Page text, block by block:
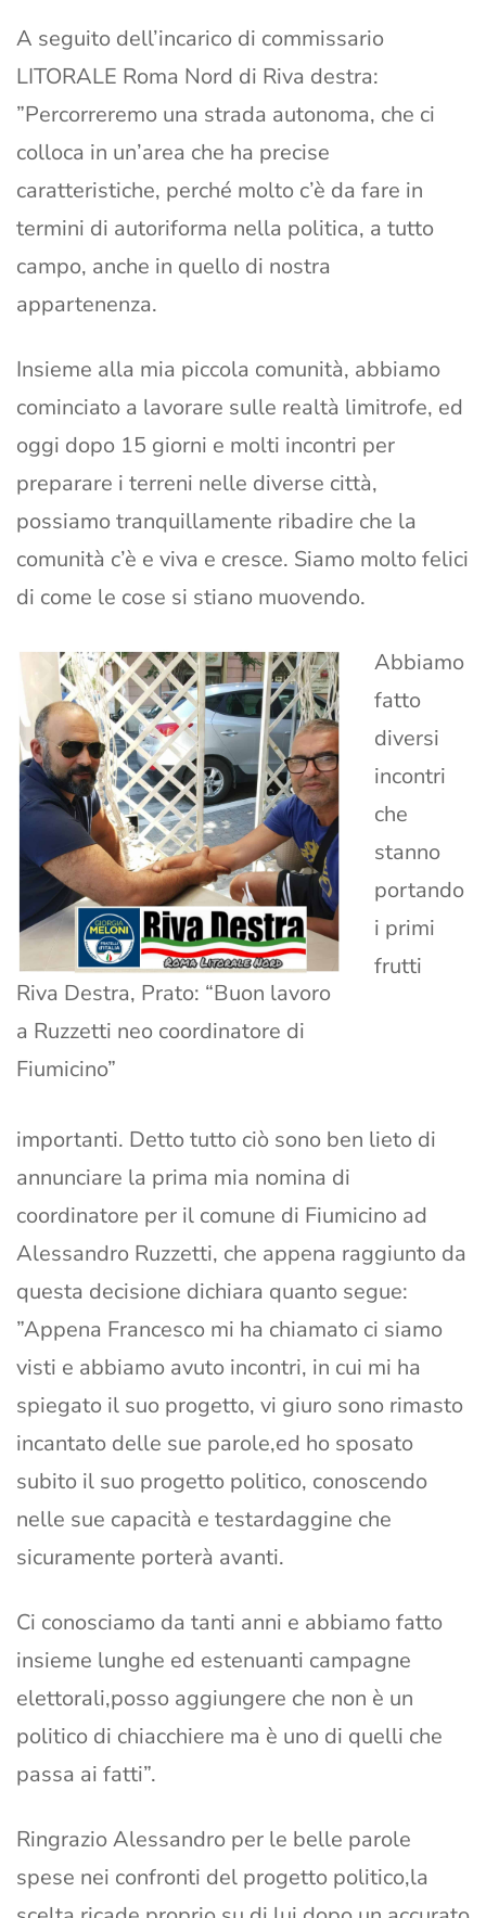
A seguito dell’incarico di commissario
LITORALE Roma Nord di Riva destra:
”Percorreremo una strada autonoma, che ci
colloca in un’area che ha precise
caratteristiche, perché molto c’è da fare in
termini di autoriforma nella politica, a tutto
campo, anche in quello di nostra
appartenenza.
Insieme alla mia piccola comunità, abbiamo
cominciato a lavorare sulle realtà limitrofe, ed
oggi dopo 15 giorni e molti incontri per
preparare i terreni nelle diverse città,
possiamo tranquillamente ribadire che la
comunità c’è e viva e cresce. Siamo molto felici
di come le cose si stiano muovendo.
Riva Destra, Prato: “Buon lavoro
a Ruzzetti neo coordinatore di
Fiumicino”
Abbiamo
fatto
diversi
incontri
che
stanno
portando
i primi
frutti
importanti. Detto tutto ciò sono ben lieto di
annunciare la prima mia nomina di
coordinatore per il comune di Fiumicino ad
Alessandro Ruzzetti, che appena raggiunto da
questa decisione dichiara quanto segue:
”Appena Francesco mi ha chiamato ci siamo
visti e abbiamo avuto incontri, in cui mi ha
spiegato il suo progetto, vi giuro sono rimasto
incantato delle sue parole,ed ho sposato
subito il suo progetto politico, conoscendo
nelle sue capacità e testardaggine che
sicuramente porterà avanti.
Ci conosciamo da tanti anni e abbiamo fatto
insieme lunghe ed estenuanti campagne
elettorali,posso aggiungere che non è un
politico di chiacchiere ma è uno di quelli che
passa ai fatti”.
Ringrazio Alessandro per le belle parole
spese nei confronti del progetto politico,la